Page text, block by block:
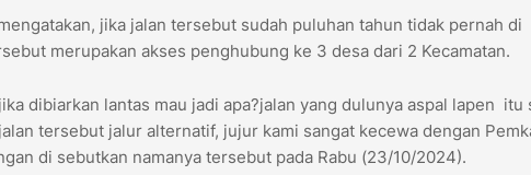
jika jalan tersebut sudah puluhan tahun tidak pernah di
merupakan akses penghubung ke 3 desa dari 2 Kecamatan.
dibiarkan lantas mau jadi apa?jalan yang dulunya aspal lapen itu
tersebut jalur alternatif, jujur kami sangat kecewa dengan
di sebutkan namanya tersebut pada Rabu (23/10/2024).